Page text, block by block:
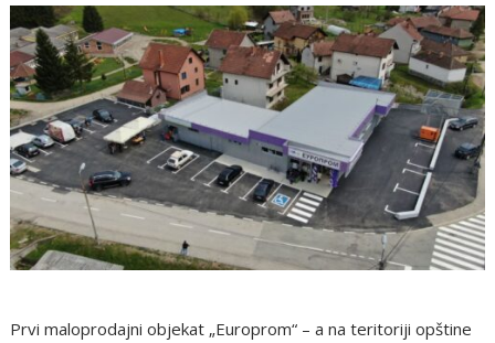
Prvi maloprodajni objekat „Europrom“ – a na teritoriji opštine